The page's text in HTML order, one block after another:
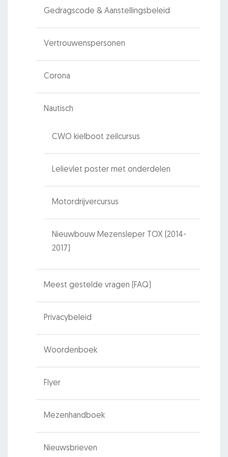
Gedragscode & Aanstellingsbeleid
Vertrouwenspersonen
Corona
Nautisch
CWO kielboot zeilcursus
Lelievlet poster met onderdelen
Motordrijvercursus
Nieuwbouw Mezensleper TOX (2014-
2017)
Meest gestelde vragen (FAQ)
Privacybeleid
Woordenboek
Flyer
Mezenhandboek
Nieuwsbrieven